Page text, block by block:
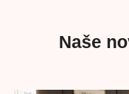
Naše